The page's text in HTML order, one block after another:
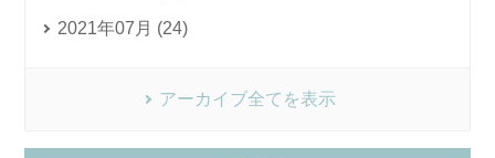
2021年07月 (24)
アーカイブ全てを表示